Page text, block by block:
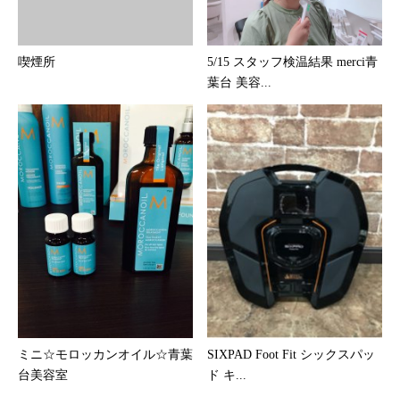
喫煙所
5/15 スタッフ検温結果 merci青
葉台 美容...
ミニ☆モロッカンオイル☆青葉
台美容室
SIXPAD Foot Fit シックスパッ
ド キ...